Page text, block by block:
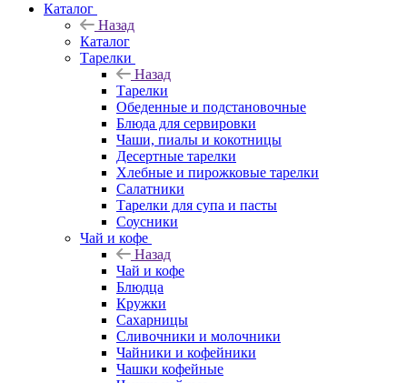
Каталог
Назад
Каталог
Тарелки
Назад
Тарелки
Обеденные и подстановочные
Блюда для сервировки
Чаши, пиалы и кокотницы
Десертные тарелки
Хлебные и пирожковые тарелки
Салатники
Тарелки для супа и пасты
Соусники
Чай и кофе
Назад
Чай и кофе
Блюдца
Кружки
Сахарницы
Сливочники и молочники
Чайники и кофейники
Чашки кофейные